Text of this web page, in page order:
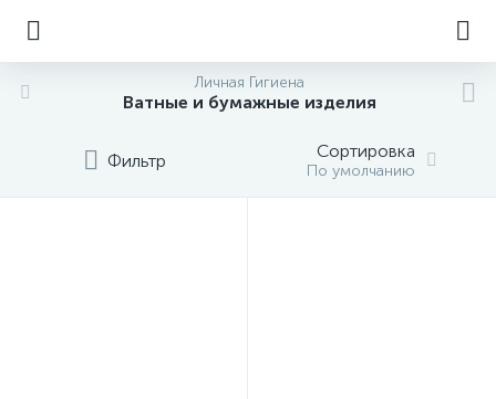
Личная Гигиена
Ватные и бумажные изделия
Фильтр Сортировка
По умолчанию